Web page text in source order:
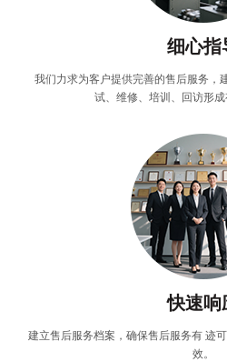
细心指
我们力求为客户提供完善的售后服务，
试、维修、培训、回访形成
快速响
建立售后服务档案，确保售后服务有 迹
效。